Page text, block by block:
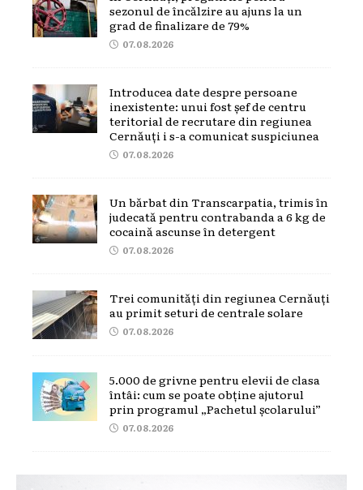
sezonul de încălzire au ajuns la un
grad de finalizare de 79%
07.08.2026
Introducea date despre persoane
inexistente: unui fost șef de centru
teritorial de recrutare din regiunea
Cernăuți i s-a comunicat suspiciunea
07.08.2026
Un bărbat din Transcarpatia, trimis în
judecată pentru contrabanda a 6 kg de
cocaină ascunse în detergent
07.08.2026
Trei comunități din regiunea Cernăuți
au primit seturi de centrale solare
07.08.2026
5.000 de grivne pentru elevii de clasa
întâi: cum se poate obține ajutorul
prin programul „Pachetul școlarului”
07.08.2026